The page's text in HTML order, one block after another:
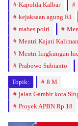
Kapolda Kalbar
kejaksaan agung RI
mabes polri
Mentri Kajati
Mentri lingkungan
Prabowo Subianto
Topik:
8 M
jalan Gambir kota
Proyek APBN Rp.18